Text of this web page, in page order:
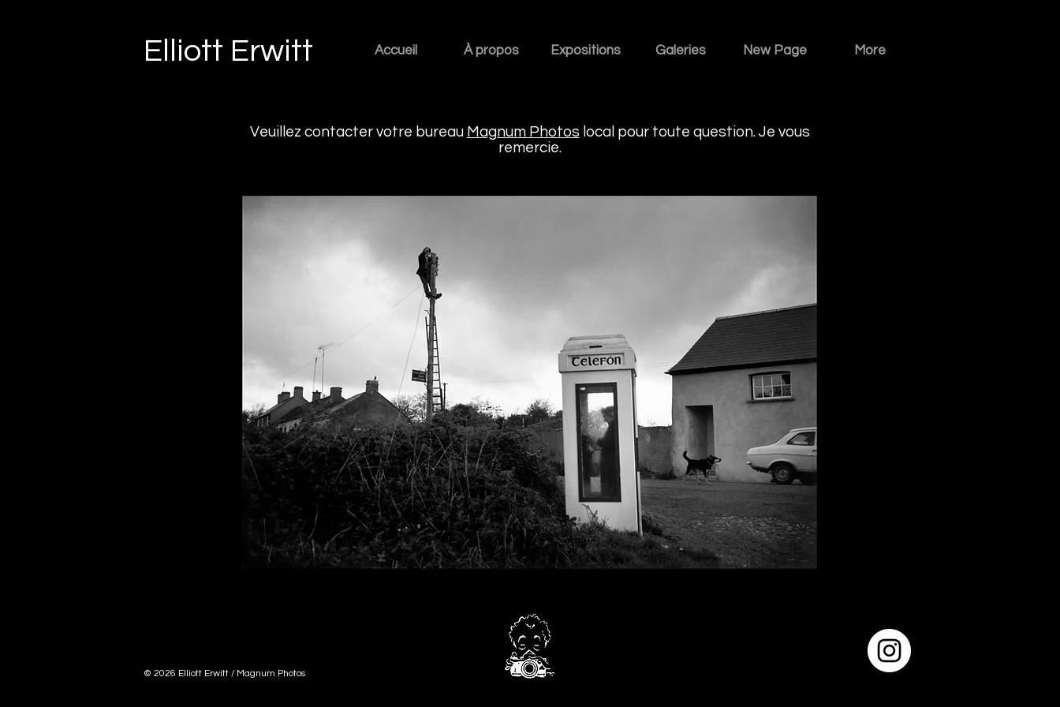
Elliott Erwitt Accueil À propos Expositions Galeries New Page More
Veuillez contacter votre bureau Magnum Photos local pour toute question. Je vous
remercie.
© 2026 Elliott Erwitt / Magnum Photos